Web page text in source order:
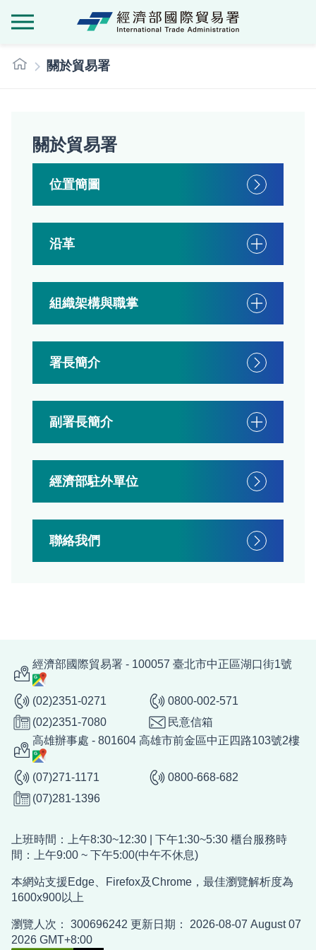
::: 關於貿易署
關於貿易署
位置簡圖
沿革
組織架構與職掌
署長簡介
副署長簡介
經濟部駐外單位
聯絡我們
經濟部國際貿易署 - 100057 臺北市中正區湖口街1號
(02)2351-0271
0800-002-571
(02)2351-7080
民意信箱
高雄辦事處 - 801604 高雄市前金區中正四路103號2樓
(07)271-1171
0800-668-682
(07)281-1396
上班時間：上午8:30~12:30 | 下午1:30~5:30 櫃台服務時
間：上午9:00 ~ 下午5:00(中午不休息)
本網站支援Edge、Firefox及Chrome，最佳瀏覽解析度為
1600x900以上
瀏覽人次： 300696242 更新日期： 2026-08-07 August 07
2026 GMT+8:00